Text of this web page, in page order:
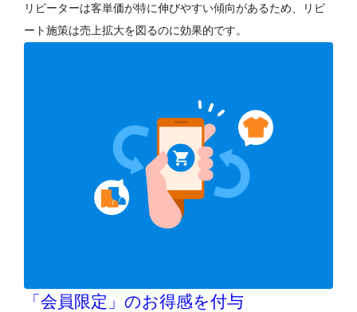
リピーターは客単価が特に伸びやすい傾向があるため、リピ
ート施策は売上拡大を図るのに効果的です。
「会員限定」のお得感を付与